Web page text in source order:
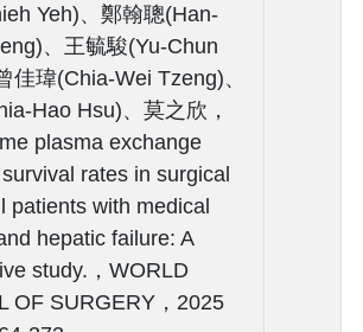
Yeh)、鄭翰聰(Han-
、王毓駿(Yu-Chun
佳瑋(Chia-Wei Tzeng)、
Hao Hsu)、莫之欣，
plasma exchange
rates in surgical
patients with medical
hepatic failure: A
study.，WORLD
OF SURGERY，2025